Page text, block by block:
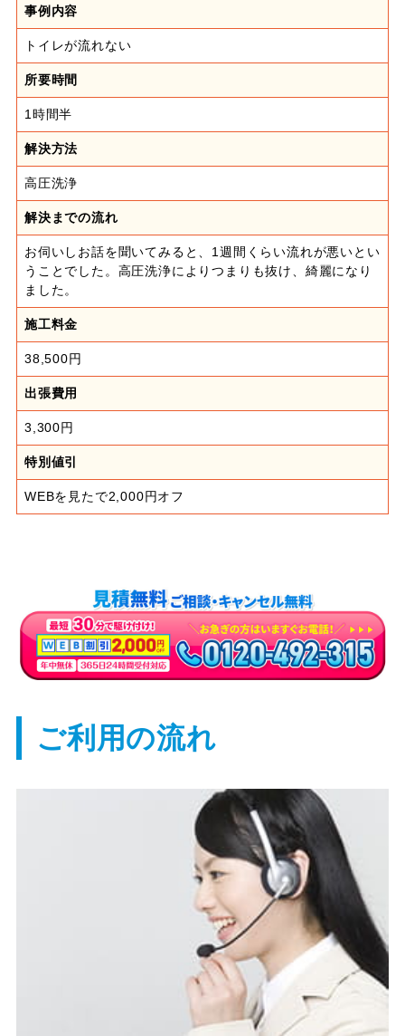
事例内容
トイレが流れない
所要時間
1時間半
解決方法
高圧洗浄
解決までの流れ
お伺いしお話を聞いてみると、1週間くらい流れが悪いとい
うことでした。高圧洗浄によりつまりも抜け、綺麗になり
ました。
施工料金
38,500円
出張費用
3,300円
特別値引
WEBを見たで2,000円オフ
ご利用の流れ